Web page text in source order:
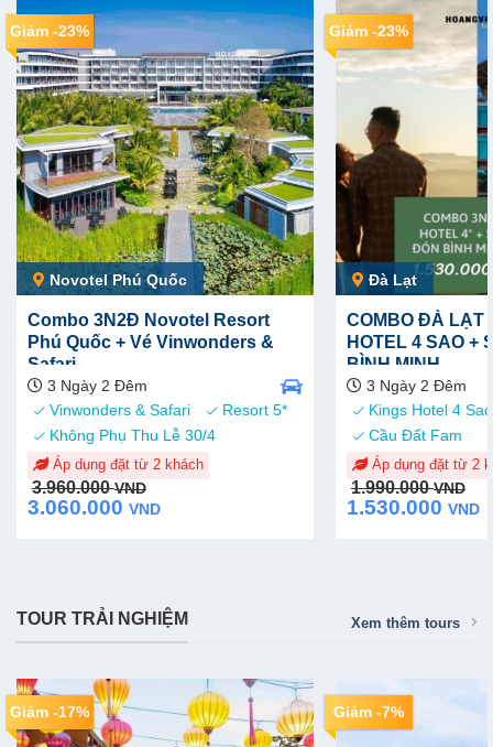
Giảm -23%
Novotel Phú Quốc
Combo 3N2Đ Novotel Resort
Phú Quốc + Vé Vinwonders &
Safari
3 Ngày 2 Đêm
Vinwonders & Safari
Resort 5*
Không Phụ Thu Lễ 30/4
Áp dụng đặt từ 2 khách
3.960.000VND
Original
price
was:
3.060.000 VND
Current
price
is:
Giảm -23%
Đà Lạt
COMBO ĐÀ LẠT
HOTEL 4 SAO +
BÌNH MINH
3 Ngày 2 Đêm
Kings Hotel 4 Sao
Cầu Đất Fam
Áp dụng đặt từ 2
1.990.000VND
Original
price
was:
1.530.000 VND
Current
price
is:
TOUR TRẢI NGHIỆM Xem thêm tours
Giảm -17% Giảm -7%